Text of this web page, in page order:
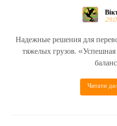
Надежные решения для
тяжелых грузов.
Читати